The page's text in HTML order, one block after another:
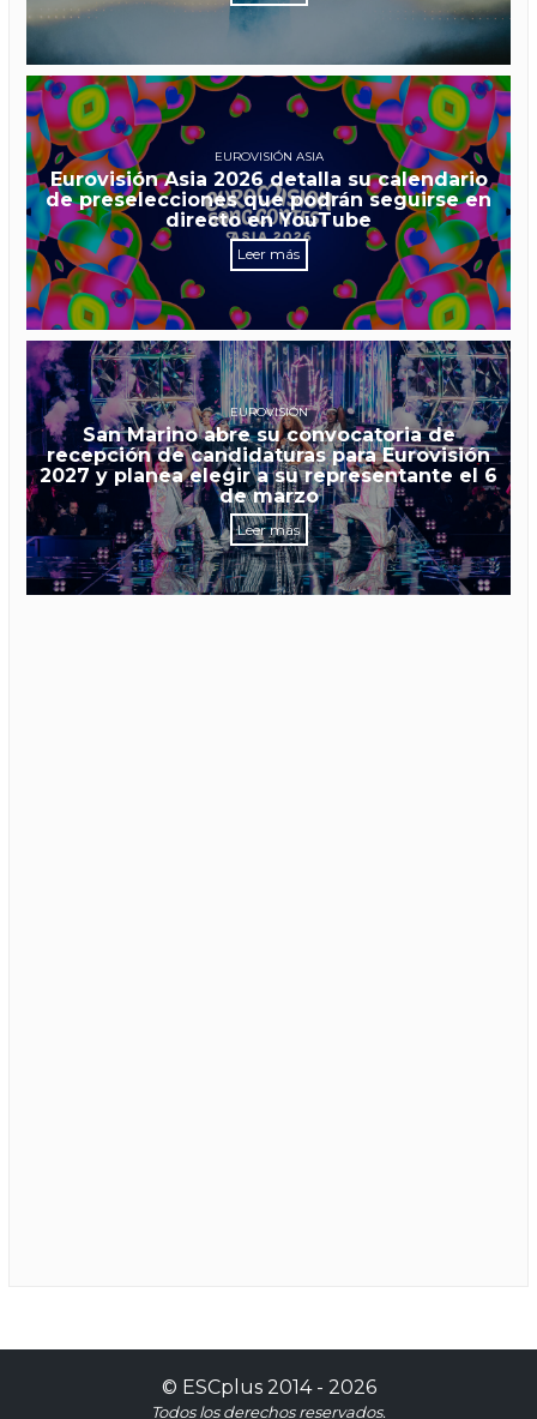
EUROVISIÓN ASIA
Eurovisión Asia 2026 detalla su calendario
de preselecciones que podrán seguirse en
directo en YouTube
Leer más
EUROVISIÓN
San Marino abre su convocatoria de
recepción de candidaturas para Eurovisión
2027 y planea elegir a su representante el 6
de marzo
Leer más
© ESCplus2014 - 2026
Todos los derechos reservados.